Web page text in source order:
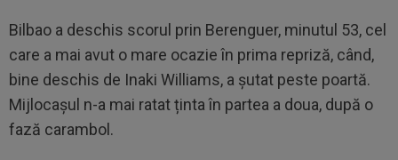
Bilbao a deschis scorul prin Berenguer, minutul 53, cel
care a mai avut o mare ocazie în prima repriză, când,
bine deschis de Inaki Williams, a șutat peste poartă.
Mijlocașul n-a mai ratat ținta în partea a doua, după o
fază carambol.